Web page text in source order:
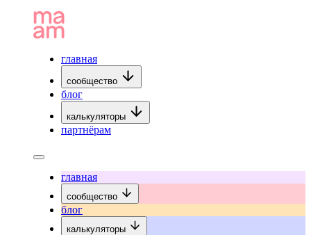
главная
сообщество
блог
калькуляторы
партнёрам
главная
сообщество
блог
калькуляторы